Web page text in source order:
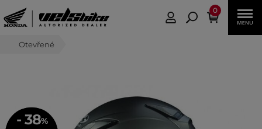
0
Otevřené
- 38%